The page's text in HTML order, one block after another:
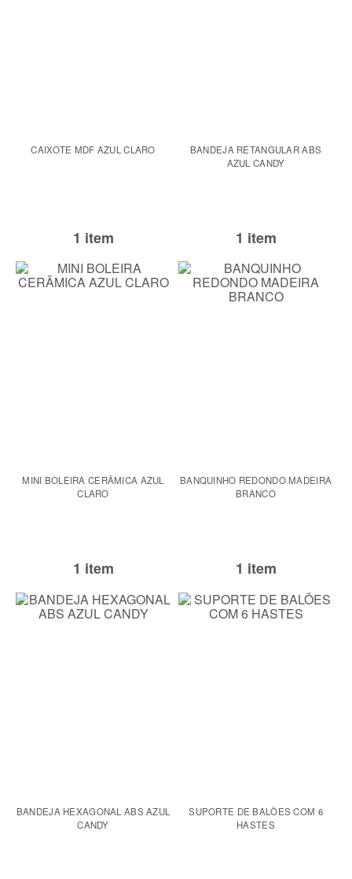
CAIXOTE MDF AZUL CLARO
1 item
BANDEJA RETANGULAR ABS
AZUL CANDY
1 item
MINI BOLEIRA CERÂMICA AZUL
CLARO
1 item
BANQUINHO REDONDO MADEIRA
BRANCO
1 item
BANDEJA HEXAGONAL ABS AZUL
CANDY
SUPORTE DE BALÕES COM 6
HASTES